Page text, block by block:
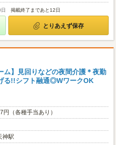
掲載終了まであと12日
とりあえず保存
ム】見回りなどの夜間介護＊夜勤
る!!シフト融通◎WワークOK
（各種手当あり）
神駅